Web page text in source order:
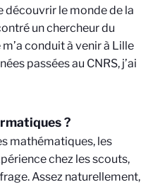
découvrir le monde de la
un chercheur du
conduit à venir à Lille
passées au CNRS, j’ai
?
mathématiques, les
chez les scouts,
Assez naturellement,